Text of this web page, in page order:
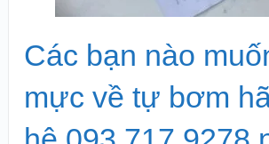
Các bạn nào
mực về tự bơm